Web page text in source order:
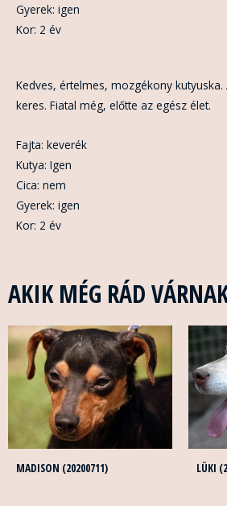
Gyerek: igen
Kor: 2 év
Kedves, értelmes, mozgékony
keres. Fiatal még, előtte az egész élet.
Fajta: keverék
Kutya: Igen
Cica: nem
Gyerek: igen
Kor: 2 év
AKIK MÉG RÁD
MADISON (20200711) LÜKI